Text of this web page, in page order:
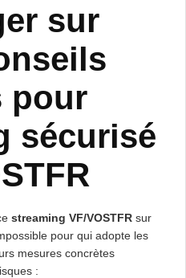
sur
pour
sécurisé
streaming VF/VOSTFR sur
pour qui adopte les
mesures concrètes
: